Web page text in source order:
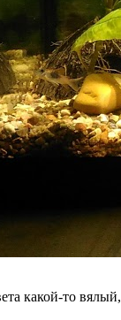
какой-то